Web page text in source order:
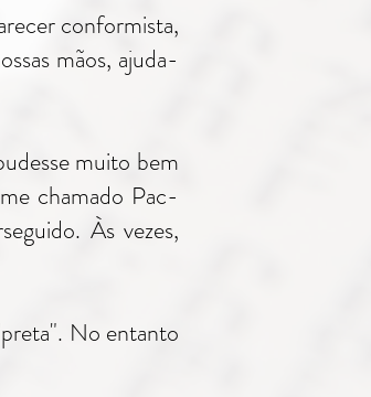
conformista,
mãos, ajuda-
muito bem
chamado Pac-
Às vezes,
No entanto